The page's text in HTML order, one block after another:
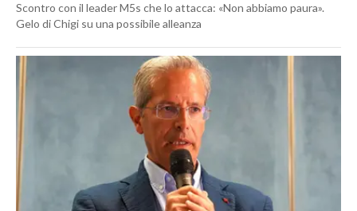
Scontro con il leader M5s che lo attacca: «Non abbiamo paura».
Gelo di Chigi su una possibile alleanza